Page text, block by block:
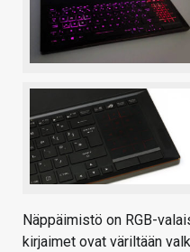
Näppäimistö on RGB-
kirjaimet ovat väriltään